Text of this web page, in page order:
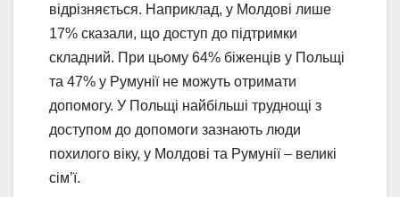
відрізняється. Наприклад, у Молдові лише
17% сказали, що доступ до підтримки
складний. При цьому 64% біженців у Польщі
та 47% у Румунії не можуть отримати
допомогу. У Польщі найбільші труднощі з
доступом до допомоги зазнають люди
похилого віку, у Молдові та Румунії – великі
сім’ї.